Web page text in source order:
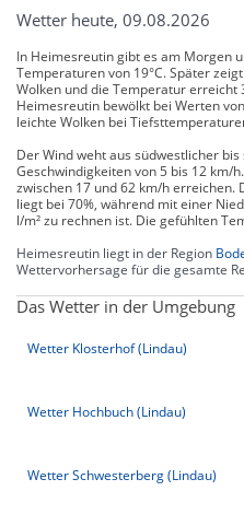
Wetter heute, 09.08.2026
In Heimesreutin gibt es am Morgen
Temperaturen von 19°C. Später
Wolken und die Temperatur erreicht
Heimesreutin bewölkt bei Werten
leichte Wolken bei
Der Wind weht aus südwestlicher
Geschwindigkeiten von 5 bis 12 km/
zwischen 17 und 62 km/h
liegt bei 70%, während mit einer
l/m² zu rechnen ist. Die gefühlten
Heimesreutin liegt in der Region
Wettervorhersage für die gesamte
Das Wetter in der Umgebung
Wetter Klosterhof (Lindau)
Wetter Hochbuch (Lindau)
Wetter Schwesterberg (Lindau)